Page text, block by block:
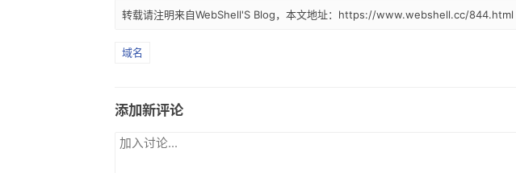
转载请注明来自WebShell'S Blog，本文地址：https://www.webshell.cc/844.html
域名
添加新评论